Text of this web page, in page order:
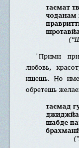
тасмат
чоданам
"Прими
любовь,
ищешь. Но
обретешь
тасмад
шабде